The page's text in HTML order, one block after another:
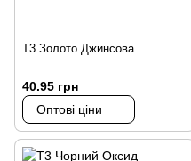
Т3 Золото Джинсова
40.95 грн
Оптові ціни